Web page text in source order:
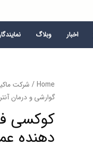
اخبار وبلاگ
Home
/ شرکت
گوارشی و درمان
کوکسی
دهنده